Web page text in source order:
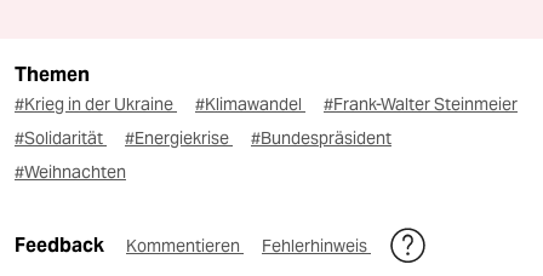
Themen
#Krieg in der Ukraine #Klimawandel
#Frank-Walter Steinmeier
#Solidarität
#Energiekrise
#Bundespräsident
#Weihnachten
Feedback Kommentieren Fehlerhinweis